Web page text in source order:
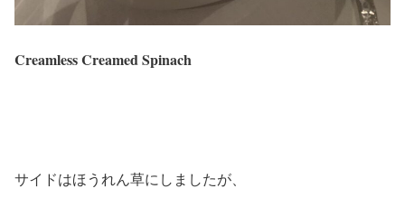
Creamless Creamed Spinach
サイドはほうれん草にしましたが、